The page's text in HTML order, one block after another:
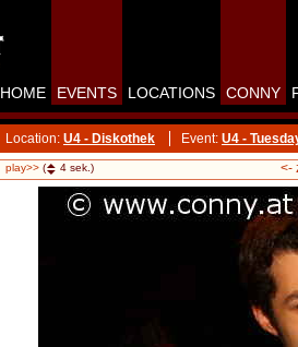
HOME EVENTS LOCATIONS CONNY
Location: U4 - Diskothek Event: U4 -
play>> ( 4 sek.) <-